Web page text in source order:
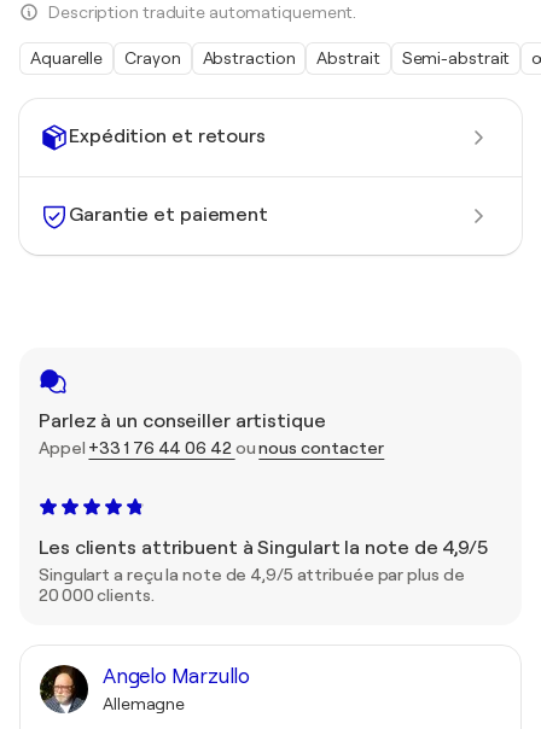
Expédition et retours
Garantie et paiement
Parlez à un conseiller artistique
Appel +33 1 76 44 06 42 ounous contacter
Les clients attribuent à Singulart la note de 4,9/5
Singulart a reçu la note de 4,9/5 attribuée par plus de
20 000 clients.
Angelo Marzullo
Allemagne
Description traduite automatiquement.
Aquarelle Crayon Abstraction Abstrait Semi-abstrait